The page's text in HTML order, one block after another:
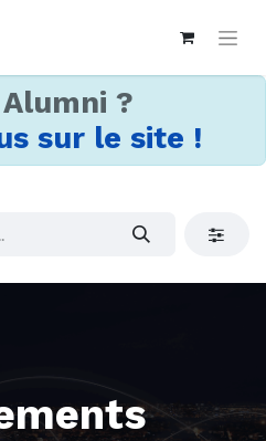
?
sur le site !